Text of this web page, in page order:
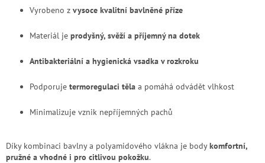
Vyrobeno z vysoce kvalitní bavlněné příze
Materiál je prodyšný, svěží a příjemný na dotek
Antibakteriální a hygienická vsadka v rozkroku
Podporuje termoregulaci těla a pomáhá odvádět vlhkost
Minimalizuje vznik nepříjemných pachů
Díky kombinaci bavlny a polyamidového vlákna je bodykomfortní,
pružné a vhodné i pro citlivou pokožku.